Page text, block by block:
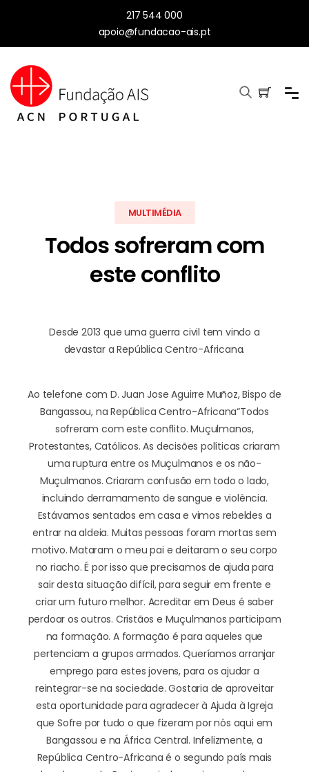
217 544 000
apoio@fundacao-ais.pt
MULTIMÉDIA
Todos sofreram com
este conflito
Desde 2013 que uma guerra civil tem vindo a
devastar a República Centro-Africana.
Ao telefone com D. Juan Jose Aguirre Muñoz, Bispo de
Bangassou, na República Centro-Africana“Todos
sofreram com este conflito. Muçulmanos,
Protestantes, Católicos. As decisões políticas criaram
uma ruptura entre os Muçulmanos e os não-
Muçulmanos. Criaram confusão em todo o lado,
incluindo derramamento de sangue e violência.
Estávamos sentados em casa e vimos rebeldes a
entrar na aldeia. Muitas pessoas foram mortas sem
motivo. Mataram o meu pai e deitaram o seu corpo
no riacho. É por isso que precisamos de ajuda para
sair desta situação difícil, para seguir em frente e
criar um futuro melhor. Acreditar em Deus é saber
perdoar os outros. Cristãos e Muçulmanos participam
na formação. A formação é para aqueles que
pertenciam a grupos armados. Queríamos arranjar
emprego para estes jovens, para os ajudar a
reintegrar-se na sociedade. Gostaria de aproveitar
esta oportunidade para agradecer à Ajuda à Igreja
que Sofre por tudo o que fizeram por nós aqui em
Bangassou e na África Central. Infelizmente, a
República Centro-Africana é o segundo país mais